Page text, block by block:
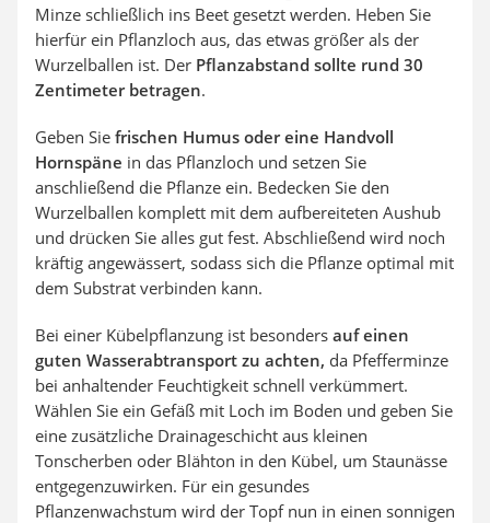
Minze schließlich ins Beet gesetzt werden. Heben Sie
hierfür ein Pflanzloch aus, das etwas größer als der
Wurzelballen ist. Der Pflanzabstand sollte rund 30
Zentimeter betragen.
Geben Sie frischen Humus oder eine Handvoll
Hornspäne in das Pflanzloch und setzen Sie
anschließend die Pflanze ein. Bedecken Sie den
Wurzelballen komplett mit dem aufbereiteten Aushub
und drücken Sie alles gut fest. Abschließend wird noch
kräftig angewässert, sodass sich die Pflanze optimal mit
dem Substrat verbinden kann.
Bei einer Kübelpflanzung ist besonders auf einen
guten Wasserabtransport zu achten, da Pfefferminze
bei anhaltender Feuchtigkeit schnell verkümmert.
Wählen Sie ein Gefäß mit Loch im Boden und geben Sie
eine zusätzliche Drainageschicht aus kleinen
Tonscherben oder Blähton in den Kübel, um Staunässe
entgegenzuwirken. Für ein gesundes
Pflanzenwachstum wird der Topf nun in einen sonnigen